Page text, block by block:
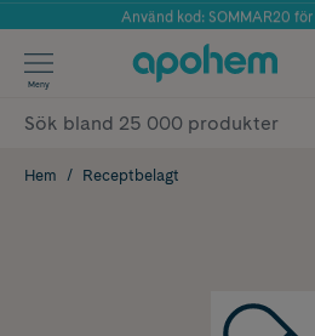
Årets Butik 2025
Använd kod: SOMMAR20
✓ Fri frakt
✓ Poäng på alla
Meny
Hem Receptbelagt